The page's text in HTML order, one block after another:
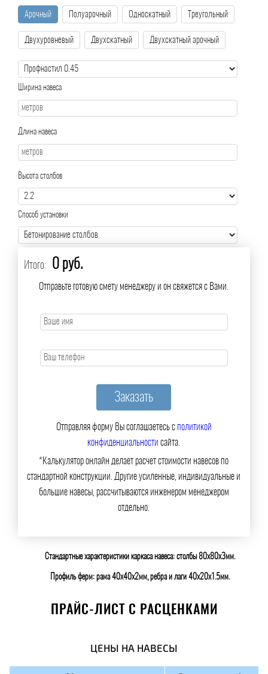
Арочный Полуарочный Односкатный Треугольный
Двухуровневый Двухскатный Двухскатный арочный
Ширина навеса
Длина навеса
Высота столбов
Способ установки
Итого: 0 руб.
Отправьте готовую смету менеджеру и он свяжется с Вами.
Отправляя форму Вы соглашаетесь сполитикой
конфиденциальности сайта.
*Калькулятор онлайн делает расчет стоимости навесов по
стандартной конструкции. Другие усиленные, индивидуальные и
большие навесы, рассчитываются инженером менеджером
отдельно.
Стандартные характеристики каркаса навеса: столбы 80х80х3мм.
Профиль ферм: рама 40х40х2мм, ребра и лаги 40х20х1.5мм.
ПРАЙС-ЛИСТ С РАСЦЕНКАМИ
ЦЕНЫ НА НАВЕСЫ